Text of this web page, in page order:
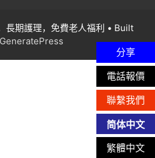
分享
電話報價
聯繫我們
简体中文
繁體中文
期護理，免費老人福利 • Built
GeneratePress